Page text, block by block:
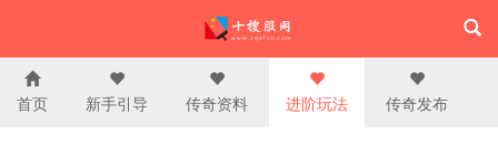
首页 新手引导 传奇资料 进阶玩法 传奇发布